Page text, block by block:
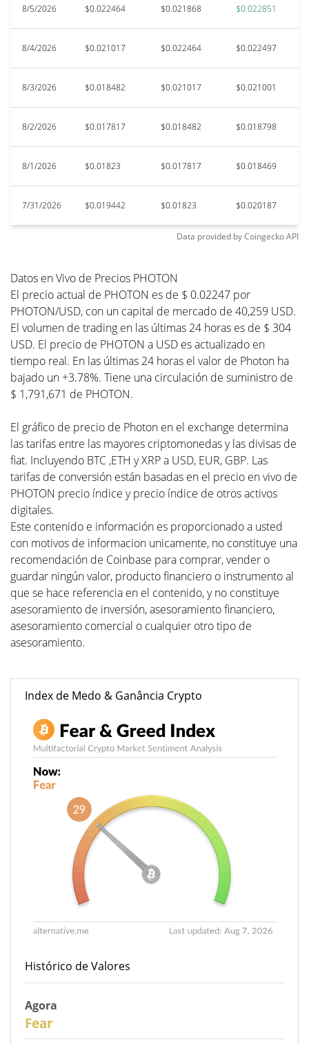
8/5/2026 $0.022464 $0.021868 $0.022851
8/4/2026 $0.021017 $0.022464 $0.022497
8/3/2026 $0.018482 $0.021017 $0.021001
8/2/2026 $0.017817 $0.018482 $0.018798
8/1/2026 $0.01823 $0.017817 $0.018469
7/31/2026 $0.019442 $0.01823 $0.020187
Data provided byCoingeckoAPI
Datos en Vivo de Precios PHOTON
El precio actual de PHOTON es de $ 0.02247 por
PHOTON/USD, con un capital de mercado de 40,259 USD.
El volumen de trading en las últimas 24 horas es de $ 304
USD. El precio de PHOTON a USD es actualizado en
tiempo real. En las últimas 24 horas el valor de Photon ha
bajado un +3.78%. Tiene una circulación de suministro de
$ 1,791,671 de PHOTON.
El gráfico de precio de Photon en el exchange determina
las tarifas entre las mayores criptomonedas y las divisas de
fiat. Incluyendo BTC ,ETH y XRP a USD, EUR, GBP. Las
tarifas de conversión están basadas en el precio en vivo de
PHOTON precio índice y precio índice de otros activos
digitales.
Este contenido e información es proporcionado a usted
con motivos de informacion unicamente, no constituye una
recomendación de Coinbase para comprar, vender o
guardar ningún valor, producto financiero o instrumento al
que se hace referencia en el contenido, y no constituye
asesoramiento de inversión, asesoramiento financiero,
asesoramiento comercial o cualquier otro tipo de
asesoramiento.
Index de Medo & Ganância Crypto
Histórico de Valores
Agora
Fear